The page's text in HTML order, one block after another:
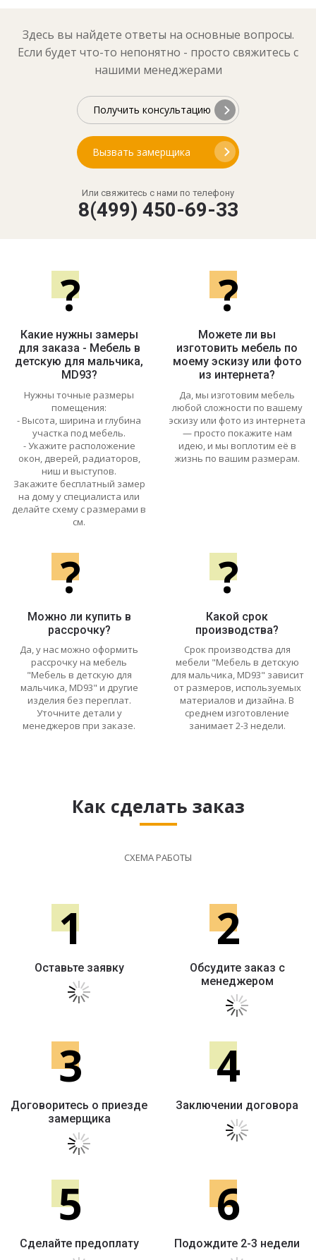
Здесь вы найдете ответы на основные вопросы.
Если будет что-то непонятно - просто свяжитесь с
нашими менеджерами
Получить консультацию
Вызвать замерщика
Или свяжитесь с нами по телефону
8(499) 450-69-33
?
Какие нужны замеры
для заказа - Мебель в
детскую для мальчика,
MD93?
Нужны точные размеры
помещения:
- Высота, ширина и глубина
участка под мебель.
- Укажите расположение
окон, дверей, радиаторов,
ниш и выступов.
Закажите бесплатный замер
на дому у специалиста или
делайте схему с размерами в
см.
?
Можете ли вы
изготовить мебель по
моему эскизу или фото
из интернета?
Да, мы изготовим мебель
любой сложности по вашему
эскизу или фото из интернета
— просто покажите нам
идею, и мы воплотим её в
жизнь по вашим размерам.
?
Можно ли купить в
рассрочку?
Да, у нас можно оформить
рассрочку на мебель
"Мебель в детскую для
мальчика, MD93" и другие
изделия без переплат.
Уточните детали у
менеджеров при заказе.
?
Какой срок
производства?
Срок производства для
мебели "Мебель в детскую
для мальчика, MD93" зависит
от размеров, используемых
материалов и дизайна. В
среднем изготовление
занимает 2-3 недели.
Как сделать заказ
СХЕМА РАБОТЫ
1
Оставьте заявку
2
Обсудите заказ с
менеджером
3
Договоритесь о приезде
замерщика
4
Заключении договора
5
Сделайте предоплату
6
Подождите 2-3 недели